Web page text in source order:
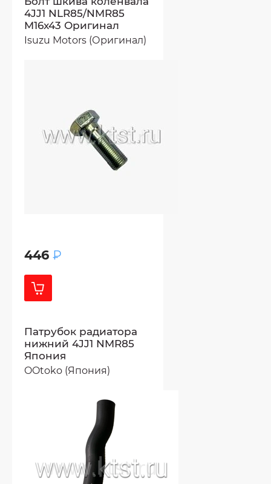
4JJ1 NLR85/NMR85
M16x43 Оригинал
Isuzu Motors (Оригинал)
446 ₽
Патрубок радиатора
нижний 4JJ1 NMR85
Япония
OOtoko (Япония)